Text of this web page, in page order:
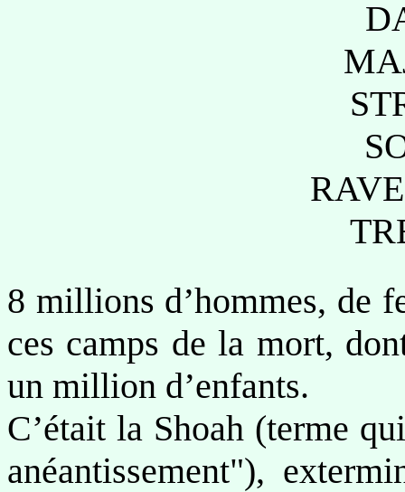
8 millions d’hommes, de
ces camps de la mort,
un million d’enfants.
C’était la Shoah (terme
anéantissement"),